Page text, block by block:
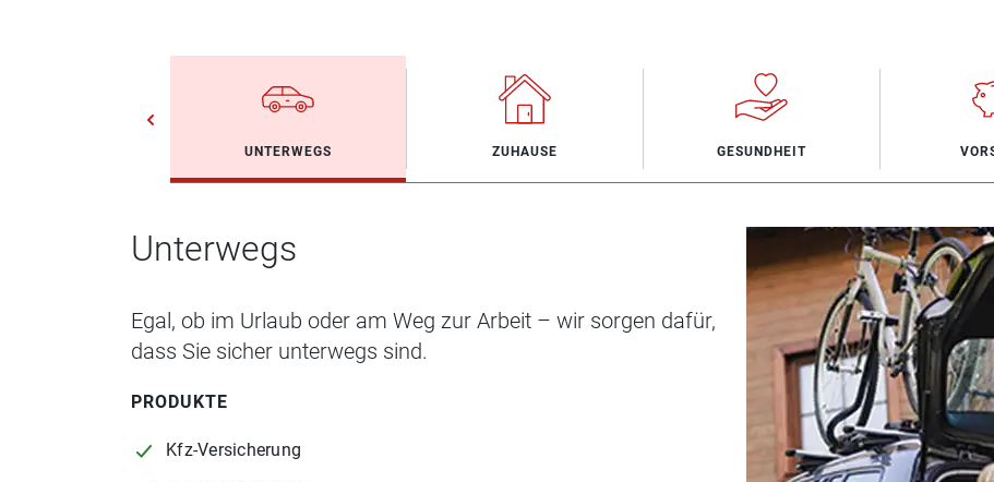
UNTERWEGS ZUHAUSE GESUNDHEIT
Unterwegs
Egal, ob im Urlaub oder am Weg zur Arbeit – wir sorgen dafür,
dass Sie sicher unterwegs sind.
PRODUKTE
Kfz-Versicherung